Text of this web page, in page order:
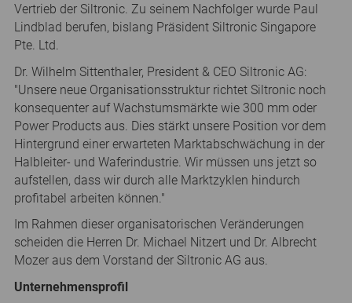
Vertrieb der Siltronic. Zu seinem Nachfolger wurde Paul
Lindblad berufen, bislang Präsident Siltronic Singapore
Pte. Ltd.
Dr. Wilhelm Sittenthaler, President & CEO Siltronic AG:
"Unsere neue Organisationsstruktur richtet Siltronic noch
konsequenter auf Wachstumsmärkte wie 300 mm oder
Power Products aus. Dies stärkt unsere Position vor dem
Hintergrund einer erwarteten Marktabschwächung in der
Halbleiter- und Waferindustrie. Wir müssen uns jetzt so
aufstellen, dass wir durch alle Marktzyklen hindurch
profitabel arbeiten können."
Im Rahmen dieser organisatorischen Veränderungen
scheiden die Herren Dr. Michael Nitzert und Dr. Albrecht
Mozer aus dem Vorstand der Siltronic AG aus.
Unternehmensprofil